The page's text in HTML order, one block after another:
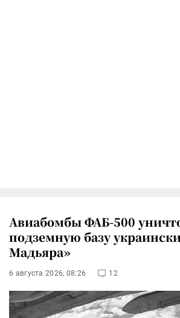
Авиабомбы ФАБ-500
подземную базу
Мадьяра»
6 августа 2026, 08:26 12